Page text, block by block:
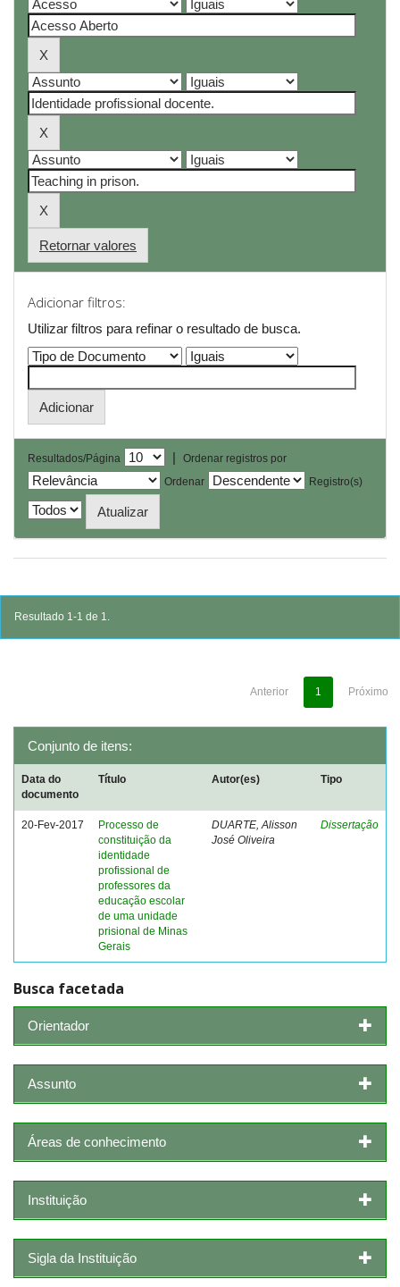
Retornar valores
Adicionar filtros:
Utilizar filtros para refinar o resultado de busca.
Resultados/Página |
Ordenar registros por
Ordenar
Registro(s)
Resultado 1-1 de 1.
Anterior 1 Próximo
Conjunto de itens:
Data do
documento
Título Autor(es) Tipo
20-Fev-2017
Processo de
constituição da
identidade
profissional de
professores da
educação escolar
de uma unidade
prisional de Minas
Gerais
DUARTE, Alisson
José Oliveira
Dissertação
Busca facetada
Orientador
Assunto
Áreas de conhecimento
Instituição
Sigla da Instituição